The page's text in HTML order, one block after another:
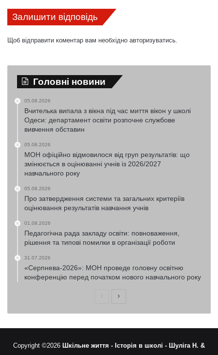
Залишити відповідь
Щоб відправити коментар вам необхідно авторизуватись.
Головні новини
05.08.2026
Вчителька випала з вікна під час миття вікон у школі
Одеси: департамент освіти розпочне службове
вивчення обставин
05.08.2026
МОН офіційно відмовилося від груп результатів: що
змінюється в оцінюванні учнів із 2026/2027
навчального року
05.08.2026
Про затвердження системи та загальних критеріїв
оцінювання результатів навчання учнів
01.08.2026
Педагогічна рада закладу освіти: повноваження,
рішення та типові помилки в організації роботи
31.07.2026
«Серпнева-2026»: МОН проведе головну освітню
конференцію перед початком нового навчального року
ПопередняНаступна
Copyright ©2026 Шкільне життя - Історія в школі - Шуліга Н. &